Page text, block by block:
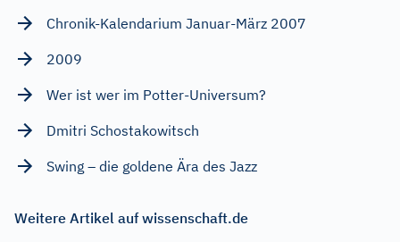
Chronik-Kalendarium Januar-März 2007
2009
Wer ist wer im Potter-Universum?
Dmitri Schostakowitsch
Swing – die goldene Ära des Jazz
Weitere Artikel auf wissenschaft.de